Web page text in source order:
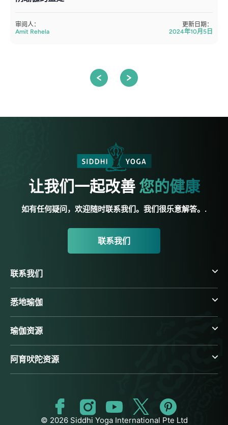
审阅人：
Amit Rehela
更新日期：
2024年10月5日
让我们一起改善 您的健康
如有任何疑问，欢迎随时联系我们。我们很乐意解答。.
联系我们
联系我们
悉地瑜伽
瑜伽资源
阿育吠陀资源
© 2026 Siddhi Yoga International Pte Ltd